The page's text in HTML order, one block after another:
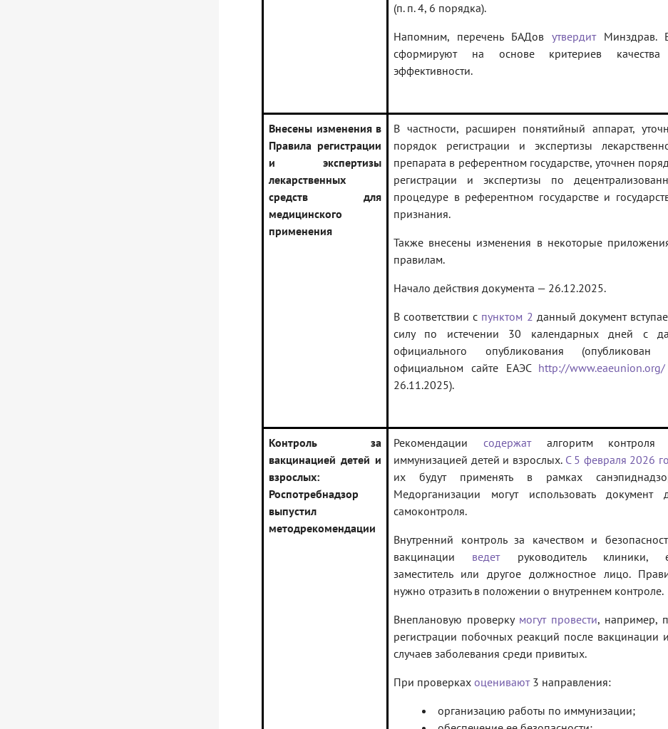
(п. п. 4, 6 порядка).
Напомним, перечень БАДов утвердитМинздрав.
сформируют на основе критериев
эффективности.
Внесены изменения в
Правила регистрации
и экспертизы
лекарственных
средств для
медицинского
применения
В частности, расширен понятийный аппарат,
порядок регистрации и экспертизы
препарата в референтном государстве, уточнен
регистрации и экспертизы по
процедуре в референтном государстве и
признания.
Также внесены изменения в некоторые
правилам.
Начало действия документа — 26.12.2025.
В соответствии с пунктом 2 данный документ
силу по истечении 30 календарных дней с
официального опубликования (опубликован
официальном сайте ЕАЭС http://www.eaeunion.org/
26.11.2025).
Контроль за
вакцинацией детей и
взрослых:
Роспотребнадзор
выпустил
методрекомендации
Рекомендации содержаталгоритм контроля
иммунизацией детей и взрослых. С 5 февраля 2026
их будут применять в рамках
Медорганизации могут использовать документ
самоконтроля.
Внутренний контроль за качеством и
вакцинации ведетруководитель клиники,
заместитель или другое должностное лицо.
нужно отразить в положении о внутреннем контроле.
Внеплановую проверку могут провести, например,
регистрации побочных реакций после вакцинации
случаев заболевания среди привитых.
При проверках оценивают3 направления:
организацию работы по иммунизации;